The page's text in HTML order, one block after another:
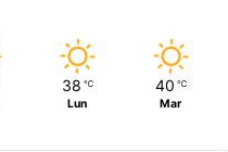
38 ℃
Lun
40 ℃
Mar